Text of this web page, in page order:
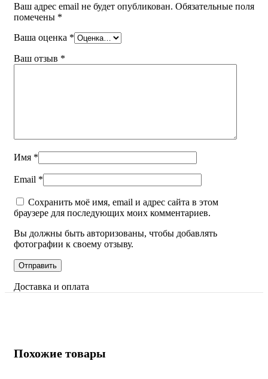
Ваш адрес email не будет опубликован. Обязательные поля
помечены *
Ваша оценка *
Ваш отзыв *
Имя *
Email *
Сохранить моё имя, email и адрес сайта в этом
браузере для последующих моих комментариев.
Вы должны быть авторизованы, чтобы добавлять
фотографии к своему отзыву.
Доставка и оплата
Похожие товары